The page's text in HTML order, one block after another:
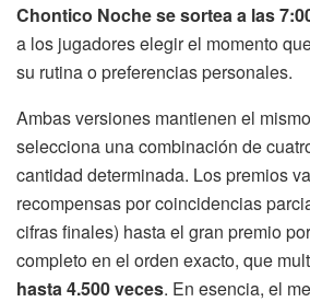
Chontico Noche se sortea a las
a los jugadores elegir el momento
su rutina o preferencias personales.
Ambas versiones mantienen el
selecciona una combinación de
cantidad determinada. Los premios
recompensas por coincidencias
cifras finales) hasta el gran premio
completo en el orden exacto, que
hasta 4.500 veces. En esencia, el